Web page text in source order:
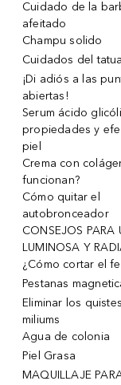
Cuidado de la
afeitado
Champu solido
Cuidados del
¡Di adiós a las
abiertas!
Serum ácido
propiedades y
piel
Crema con
funcionan?
Cómo quitar el
autobronceador
CONSEJOS PARA
LUMINOSA Y
¿Cómo cortar el
Pestanas
Eliminar los
miliums
Agua de colonia
Piel Grasa
MAQUILLAJE